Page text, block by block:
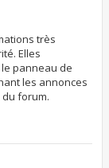
très
Elles
panneau de
les annonces
forum.